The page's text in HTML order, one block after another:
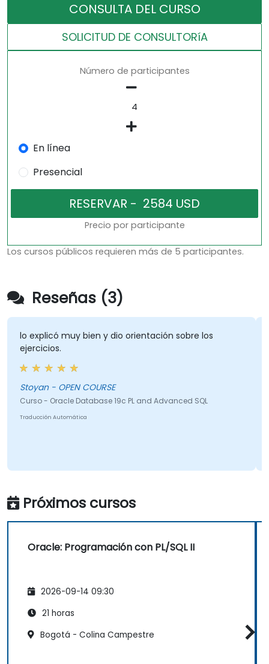
CONSULTA DEL CURSO
SOLICITUD DE CONSULTORíA
Número de participantes
En línea
Presencial
Precio por participante
Los cursos públicos requieren más de 5 participantes.
Reseñas (3)
lo explicó muy bien y dio orientación sobre los
ejercicios.
Stoyan - OPEN COURSE
Curso - Oracle Database 19c PL and Advanced SQL
Traducción Automática
Próximos cursos
Oracle: Programación con PL/SQL II
2026-09-14 09:30
21 horas
Bogotá - Colina Campestre